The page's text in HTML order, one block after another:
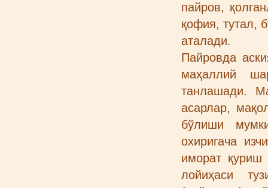
пайров,
қофия, тутал,
аталади.
Пайровда
маҳаллий
танлашади.
асарлар,
бўлиши
охиригача
иморат
лойиҳаси